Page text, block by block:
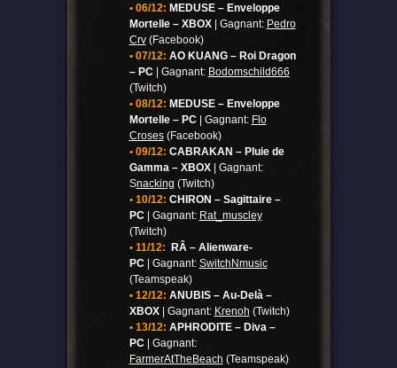
• 06/12: MEDUSE – Enveloppe
Mortelle – XBOX| Gagnant: Pedro
Crv(Facebook)
• 07/12: AO KUANG – Roi Dragon
– PC| Gagnant: Bodomschild666
(Twitch)
• 08/12: MEDUSE – Enveloppe
Mortelle – PC| Gagnant: Flo
Croses(Facebook)
• 09/12: CABRAKAN – Pluie de
Gamma – XBOX| Gagnant:
Snacking (Twitch)
• 10/12: CHIRON – Sagittaire –
PC| Gagnant: Rat_muscley
(Twitch)
• 11/12: RÂ – Alienware-
PC| Gagnant: SwitchNmusic
(Teamspeak)
• 12/12: ANUBIS – Au-Delà –
XBOX| Gagnant: Krenoh (Twitch)
• 13/12: APHRODITE – Diva –
PC| Gagnant:
FarmerAtTheBeach (Teamspeak)